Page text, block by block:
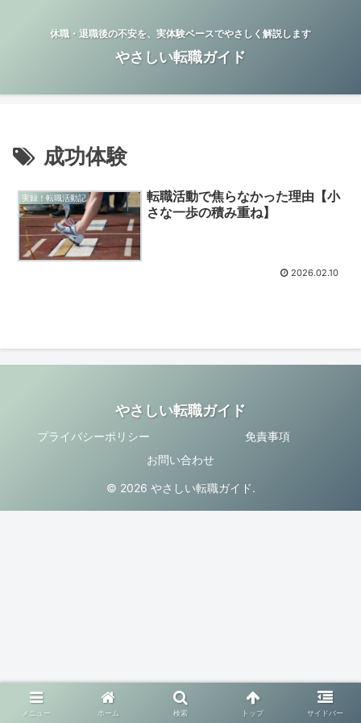
休職・退職後の不安を、実体験ベースでやさしく解説します
やさしい転職ガイド
成功体験
実録！転職活動記
転職活動で焦らなかった理由【小
さな一歩の積み重ね】
2026.02.10
やさしい転職ガイド
プライバシーポリシー
免責事項
お問い合わせ
© 2026 やさしい転職ガイド.
メニュー ホーム 検索 トップ サイドバー